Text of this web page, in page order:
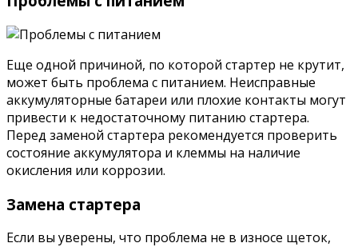
Еще одной причиной, по которой стартер не крутит,
может быть проблема с питанием. Неисправные
аккумуляторные батареи или плохие контакты могут
привести к недостаточному питанию стартера.
Перед заменой стартера рекомендуется проверить
состояние аккумулятора и клеммы на наличие
окисления или коррозии.
Замена стартера
Если вы уверены, что проблема не в износе щеток,